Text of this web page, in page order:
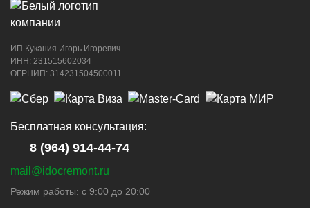
г. Новороссийск, ул. Котанова, 4
8 (964) 914-44-74
8 (964) 914-44-74
ИП Кукания Игорь Игоревич
ИНН: 231515602034
ОГРНИП: 314231504500011
Бесплатная консультация:
8 (964) 914-44-74
mail@idocremont.ru
Режим работы: с 9:00 до 20:00